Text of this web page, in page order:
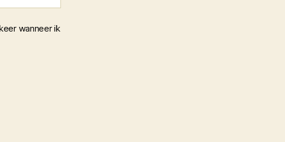
wanneer ik